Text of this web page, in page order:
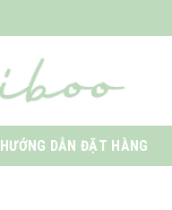
HƯỚNG DẪN ĐẶT HÀNG